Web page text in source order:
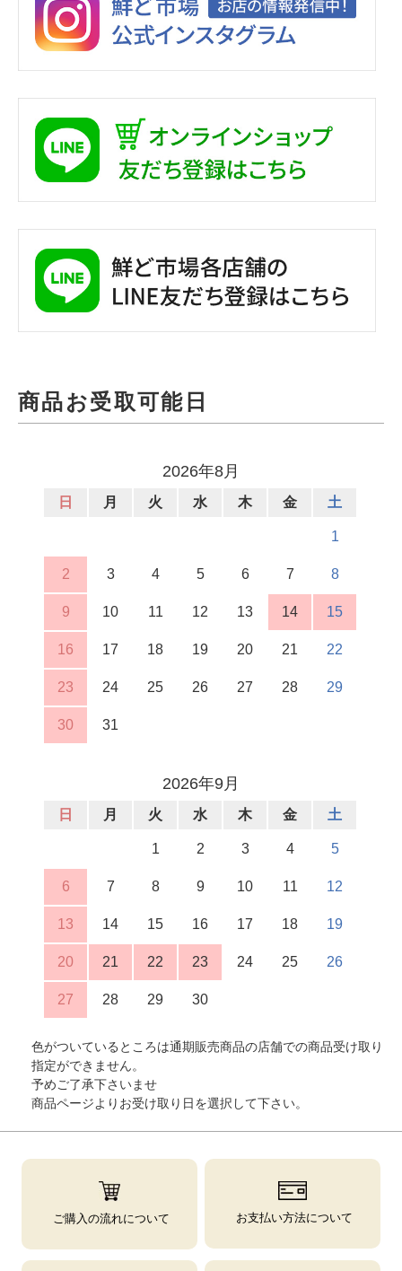
商品お受取可能日
2026年8月
日 月 火 水 木 金 土
1
2 3 4 5 6 7 8
9 10 11 12 13 14 15
16 17 18 19 20 21 22
23 24 25 26 27 28 29
30 31
2026年9月
日 月 火 水 木 金 土
1 2 3 4 5
6 7 8 9 10 11 12
13 14 15 16 17 18 19
20 21 22 23 24 25 26
27 28 29 30
色がついているところは通期販売商品の店舗での商品受け取り
指定ができません。
予めご了承下さいませ
商品ページよりお受け取り日を選択して下さい。
ご購入の流れについて お支払い方法について